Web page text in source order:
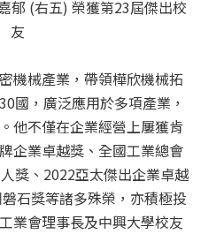
郁 (右五) 榮獲第23屆傑出校
友
機械產業，帶領樺欣機械拓
國，廣泛應用於多項產業，
他不僅在企業經營上屢獲肯
企業卓越獎、全國工業總會
獎、2022亞太傑出企業卓越
石獎等諸多殊榮，亦積極投
業會理事長及中興大學校友